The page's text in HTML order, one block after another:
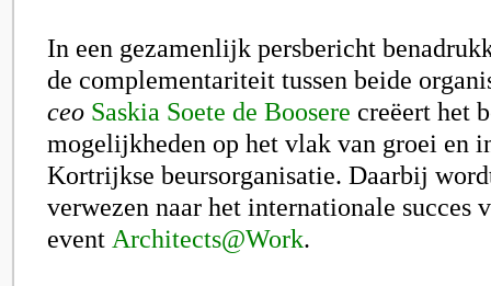
In een gezamenlijk persbericht
de complementariteit tussen beide
ceo Saskia Soete de Boosere creëert het
mogelijkheden op het vlak van groei en
Kortrijkse beursorganisatie. Daarbij
verwezen naar het internationale succes
event Architects@Work.